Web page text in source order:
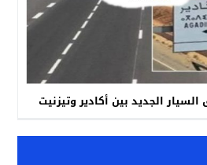
الجديد بين أكادير وتيزنيت